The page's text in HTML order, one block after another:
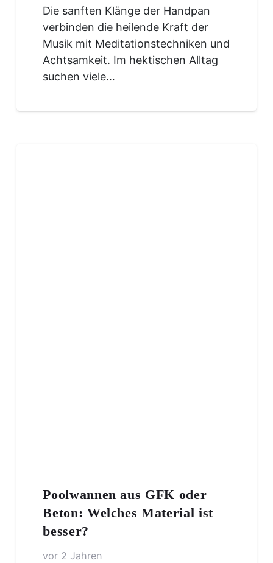
Die sanften Klänge der Handpan
verbinden die heilende Kraft der
Musik mit Meditationstechniken und
Achtsamkeit. Im hektischen Alltag
suchen viele…
Poolwannen aus GFK oder
Beton: Welches Material ist
besser?
vor 2 Jahren